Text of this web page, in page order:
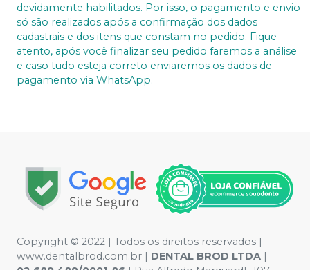
devidamente habilitados. Por isso, o pagamento e envio
só são realizados após a confirmação dos dados
cadastrais e dos itens que constam no pedido. Fique
atento, após você finalizar seu pedido faremos a análise
e caso tudo esteja correto enviaremos os dados de
pagamento via WhatsApp.
Copyright © 2022 | Todos os direitos reservados |
www.dentalbrod.com.br | DENTAL BROD LTDA |